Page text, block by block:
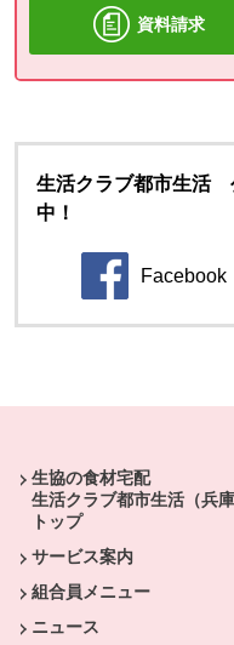
資料請求
生活クラブ都市生活
中！
Facebook
別のウ
生協の食材宅配
生活クラブ都市生活（兵庫
トップ
サービス案内
組合員メニュー
ニュース